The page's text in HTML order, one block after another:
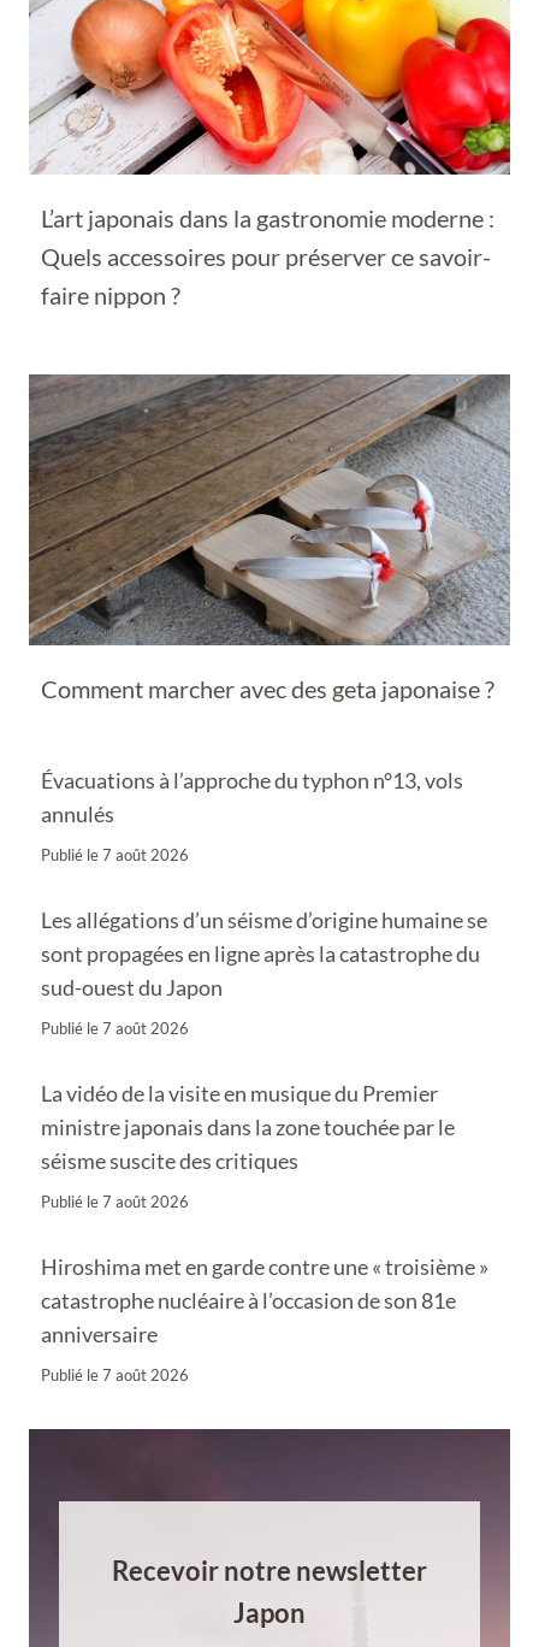
L’art japonais dans la gastronomie moderne :
Quels accessoires pour préserver ce savoir-
faire nippon ?
Comment marcher avec des geta japonaise ?
Évacuations à l’approche du typhon n°13, vols
annulés
Publié le7 août 2026
Les allégations d’un séisme d’origine humaine se
sont propagées en ligne après la catastrophe du
sud-ouest du Japon
Publié le7 août 2026
La vidéo de la visite en musique du Premier
ministre japonais dans la zone touchée par le
séisme suscite des critiques
Publié le7 août 2026
Hiroshima met en garde contre une « troisième »
catastrophe nucléaire à l’occasion de son 81e
anniversaire
Publié le7 août 2026
Recevoir notre newsletter
Japon